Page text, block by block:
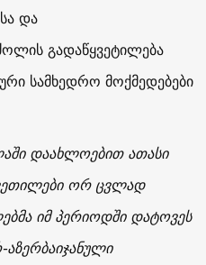
და
გადაწყვეტილება
სამხედრო მოქმედებები
დაახლოებით ათასი
ორ ცვლად
იმ პერიოდში დატოვეს